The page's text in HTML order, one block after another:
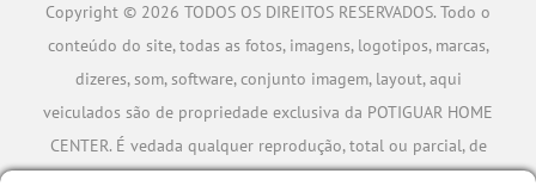
Copyright © 2026 TODOS OS DIREITOS RESERVADOS. Todo o
conteúdo do site, todas as fotos, imagens, logotipos, marcas,
dizeres, som, software, conjunto imagem, layout, aqui
veiculados são de propriedade exclusiva da POTIGUAR HOME
CENTER. É vedada qualquer reprodução, total ou parcial, de